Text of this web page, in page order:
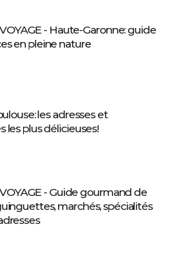
- Haute-Garonne: guide
en pleine nature
les adresses et
les plus délicieuses!
- Guide gourmand de
marchés, spécialités